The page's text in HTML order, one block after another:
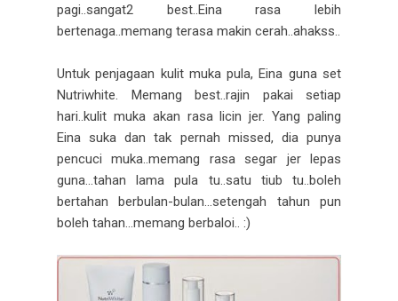
pagi..sangat2 best..Eina rasa lebih
bertenaga..memang terasa makin cerah..ahakss..
Untuk penjagaan kulit muka pula, Eina guna set
Nutriwhite. Memang best..rajin pakai setiap
hari..kulit muka akan rasa licin jer. Yang paling
Eina suka dan tak pernah missed, dia punya
pencuci muka..memang rasa segar jer lepas
guna...tahan lama pula tu..satu tiub tu..boleh
bertahan berbulan-bulan...setengah tahun pun
boleh tahan...memang berbaloi.. :)